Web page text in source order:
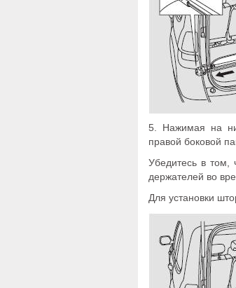
5. Нажимая на
правой боковой
Убедитесь в том,
держателей во
Для установки